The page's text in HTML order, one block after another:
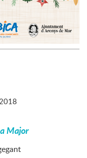
2018
Major